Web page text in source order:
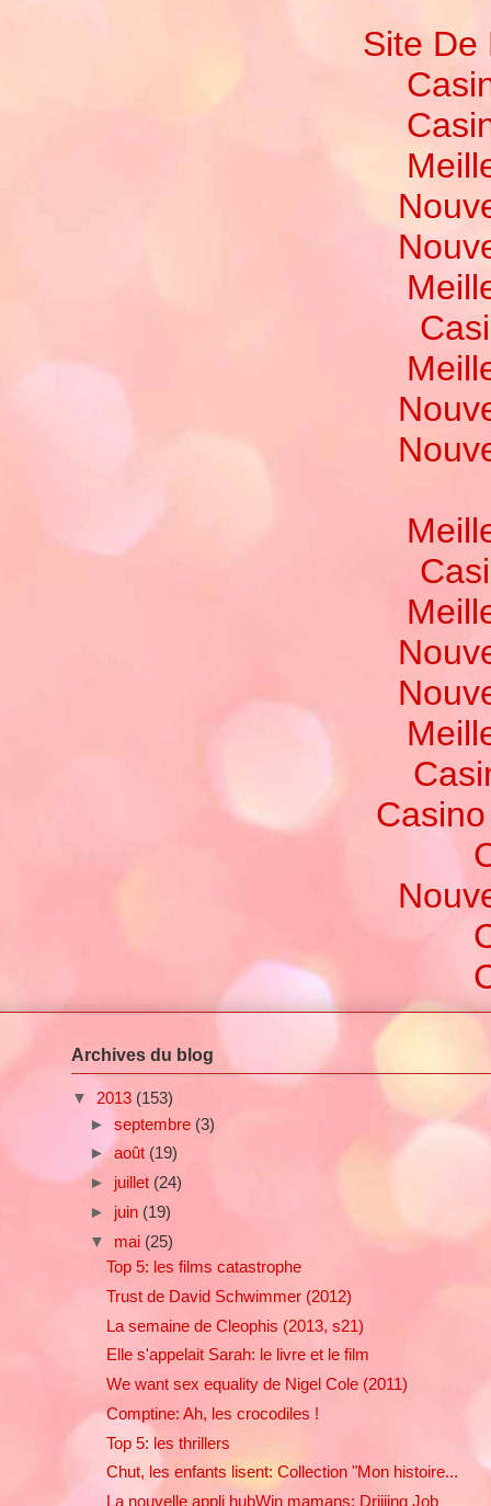
Site De
Archives du blog
▼ 2013 (153)
► septembre (3)
►août (19)
► juillet (24)
► juin (19)
▼
mai (25)
Top 5: les films catastrophe
Trust de David Schwimmer (2012)
La semaine de Cleophis (2013, s21)
Elle s'appelait Sarah: le livre et le film
We want sex equality de Nigel Cole (2011)
Comptine: Ah, les crocodiles !
Top 5: les thrillers
Chut, les enfants lisent: Collection "Mon histoire...
La nouvelle appli hubWin mamans: Driiiing Job